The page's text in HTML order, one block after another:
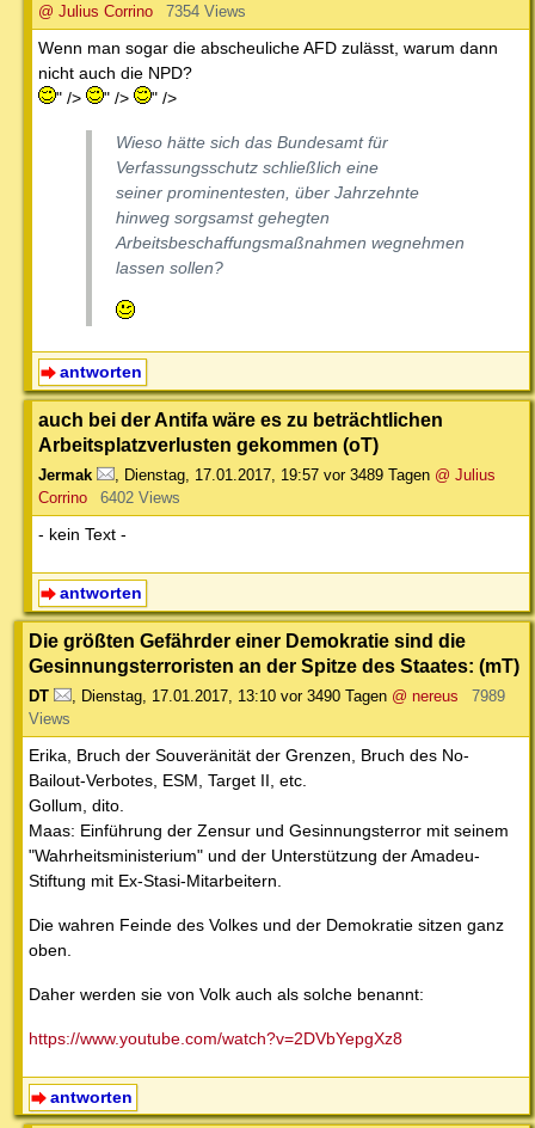
@ Julius Corrino
7354 Views
Wenn man sogar die abscheuliche AFD zulässt, warum dann
nicht auch die NPD?
" />
" /> " />
Wieso hätte sich das Bundesamt für
Verfassungsschutz schließlich eine
seiner prominentesten, über Jahrzehnte
hinweg sorgsamst gehegten
Arbeitsbeschaffungsmaßnahmen wegnehmen
lassen sollen?
antworten
auch bei der Antifa wäre es zu beträchtlichen
Arbeitsplatzverlusten gekommen (oT)
Jermak Dienstag, 17.01.2017, 19:57 vor 3489 Tagen @ Julius
Corrino
6402 Views
- kein Text -
antworten
Die größten Gefährder einer Demokratie sind die
Gesinnungsterroristen an der Spitze des Staates: (mT)
DT Dienstag, 17.01.2017, 13:10 vor 3490 Tagen @ nereus
7989
Views
Erika, Bruch der Souveränität der Grenzen, Bruch des No-
Bailout-Verbotes, ESM, Target II, etc.
Gollum, dito.
Maas: Einführung der Zensur und Gesinnungsterror mit seinem
"Wahrheitsministerium" und der Unterstützung der Amadeu-
Stiftung mit Ex-Stasi-Mitarbeitern.
Die wahren Feinde des Volkes und der Demokratie sitzen ganz
oben.
Daher werden sie von Volk auch als solche benannt:
https://www.youtube.com/watch?v=2DVbYepgXz8
antworten